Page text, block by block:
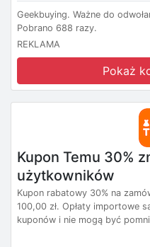
Geekbuying. Ważne do
Pobrano 688 razy.
REKLAMA
Pokaż
Kupon Temu 30%
użytkowników
Kupon rabatowy 30% na
100,00 zł. Opłaty importowe
kuponów i nie mogą być